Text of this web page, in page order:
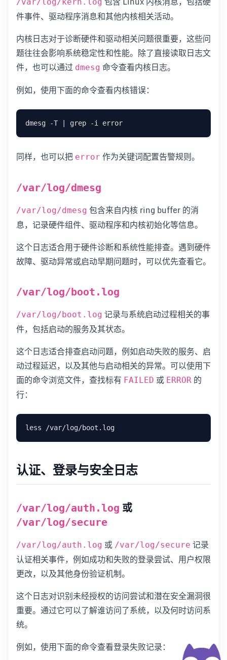
件事件、驱动程序消息和其他内核相关活动。
内核日志对于诊断硬件和驱动相关问题很重要，这些问
题往往会影响系统稳定性和性能。除了直接读取日志文
件，也可以通过 dmesg 命令查看内核日志。
例如，使用下面的命令查看内核错误：
同样，也可以把 error 作为关键词配置告警规则。
/var/log/dmesg
/var/log/dmesg 包含来自内核 ring buffer 的消
息，记录硬件组件、驱动程序和内核初始化等信息。
这个日志适合用于硬件诊断和系统性能排查。遇到硬件
故障、驱动异常或启动早期问题时，可以优先查看它。
/var/log/boot.log
/var/log/boot.log 记录与系统启动过程相关的事
件，包括启动的服务及其状态。
这个日志适合排查启动问题，例如启动失败的服务、启
动过程延迟，以及其他与启动相关的异常。可以使用下
面的命令浏览文件，查找标有 FAILED 或 ERROR 的
行：
认证、登录与安全日志
/var/log/auth.log 或
/var/log/secure
/var/log/auth.log 或 /var/log/secure 记录
认证相关事件，例如成功和失败的登录尝试、用户权限
更改，以及其他身份验证机制。
这个日志对识别未经授权的访问尝试和潜在安全漏洞很
重要。通过它可以了解谁访问了系统，以及何时访问系
统。
例如，使用下面的命令查看登录失败记录：